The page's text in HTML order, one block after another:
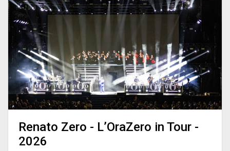
Renato Zero - L’OraZero in Tour -
2026